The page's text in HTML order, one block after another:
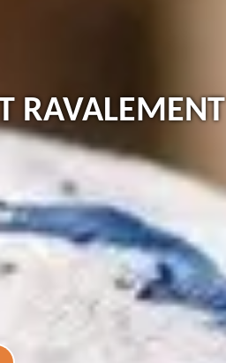
RAVALEMENT